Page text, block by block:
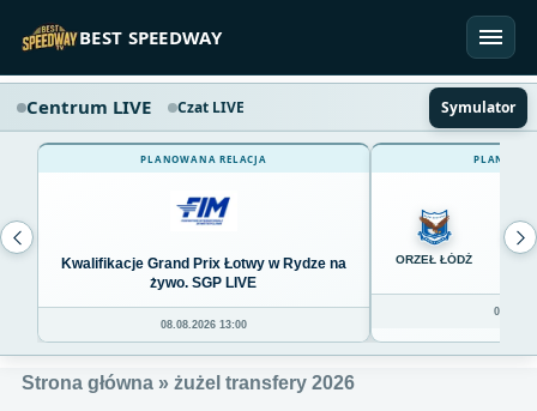
BEST SPEEDWAY
Centrum LIVE Czat LIVE Symulator
PLANOWANA RELACJA
Kwalifikacje Grand Prix Łotwy w Rydze na
żywo. SGP LIVE
08.08.2026 13:00
ORZEŁ ŁÓDŹ
0
Strona główna » żużel transfery 2026